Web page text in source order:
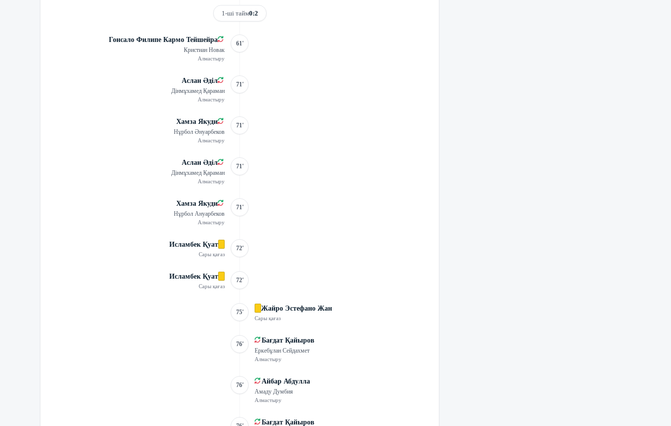
1-ші тайм0:2
Гонсало Филипе Кармо Тейшейра
Кристиан Новак
Алмастыру
61'
Аслан Әділ
Дінмұхамед Қараман
Алмастыру
71'
Хамза Якуди
Нұрбол Әнуарбеков
Алмастыру
71'
Аслан Әділ
Дінмұхамед Қараман
Алмастыру
71'
Хамза Якуди
Нұрбол Ануарбеков
Алмастыру
71'
Исламбек Қуат
Сары қағаз
72'
Исламбек Қуат
Сары қағаз
72'
75' Жайро Эстефано Жан
Сары қағаз
76' Бағдат Қайыров
Еркебұлан Сейдахмет
Алмастыру
76' Айбар Абдулла
Амаду Думбия
Алмастыру
Бағдат Қайыров